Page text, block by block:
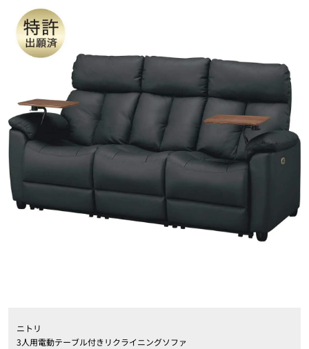
ニトリ
3人用電動テーブル付きリクライニングソファ